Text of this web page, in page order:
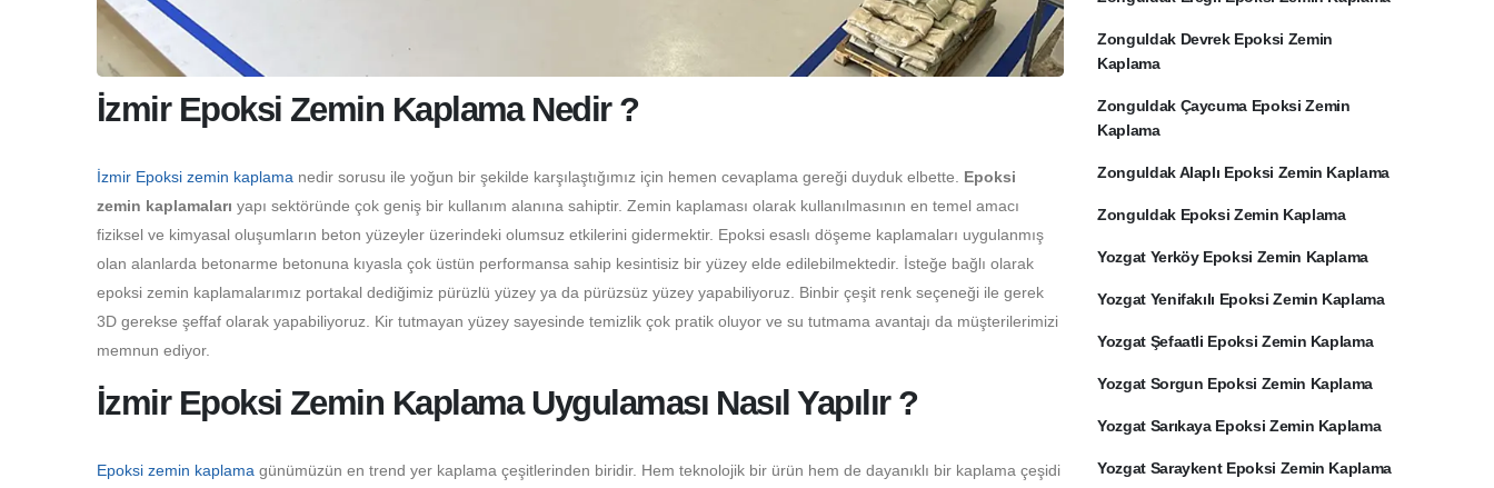
İzmir Epoksi Zemin Kaplama Nedir ?
İzmir Epoksi zemin kaplama nedir sorusu ile yoğun bir şekilde karşılaştığımız için hemen cevaplama gereği duyduk elbette. Epoksi
zemin kaplamaları yapı sektöründe çok geniş bir kullanım alanına sahiptir. Zemin kaplaması olarak kullanılmasının en temel amacı
fiziksel ve kimyasal oluşumların beton yüzeyler üzerindeki olumsuz etkilerini gidermektir. Epoksi esaslı döşeme kaplamaları uygulanmış
olan alanlarda betonarme betonuna kıyasla çok üstün performansa sahip kesintisiz bir yüzey elde edilebilmektedir. İsteğe bağlı olarak
epoksi zemin kaplamalarımız portakal dediğimiz pürüzlü yüzey ya da pürüzsüz yüzey yapabiliyoruz. Binbir çeşit renk seçeneği ile gerek
3D gerekse şeffaf olarak yapabiliyoruz. Kir tutmayan yüzey sayesinde temizlik çok pratik oluyor ve su tutmama avantajı da müşterilerimizi
memnun ediyor.
İzmir Epoksi Zemin Kaplama Uygulaması Nasıl Yapılır ?
Epoksi zemin kaplama günümüzün en trend yer kaplama çeşitlerinden biridir. Hem teknolojik bir ürün hem de dayanıklı bir kaplama çeşidi
Zonguldak Devrek Epoksi Zemin
Kaplama
Zonguldak Çaycuma Epoksi Zemin
Kaplama
Zonguldak Alaplı Epoksi Zemin Kaplama
Zonguldak Epoksi Zemin Kaplama
Yozgat Yerköy Epoksi Zemin Kaplama
Yozgat Yenifakılı Epoksi Zemin Kaplama
Yozgat Şefaatli Epoksi Zemin Kaplama
Yozgat Sorgun Epoksi Zemin Kaplama
Yozgat Sarıkaya Epoksi Zemin Kaplama
Yozgat Saraykent Epoksi Zemin Kaplama